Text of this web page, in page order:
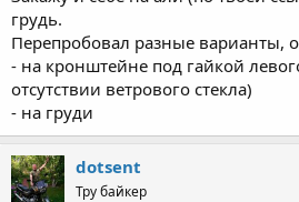
грудь.
Перепробовал разные варианты,
- на кронштейне под гайкой
отсутствии ветрового стекла)
- на груди
dotsent
Тру байкер